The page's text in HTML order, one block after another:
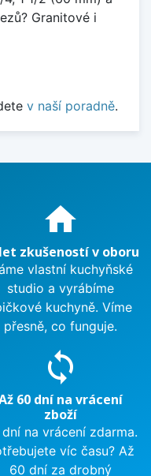
Granitové i
v naší poradně.
home
zkušeností v oboru
vlastní kuchyňské
studio a vyrábíme
kuchyně. Víme
přesně, co funguje.
sync
60 dní na vrácení
zboží
na vrácení zdarma.
víc času? Až
60 dní za drobný